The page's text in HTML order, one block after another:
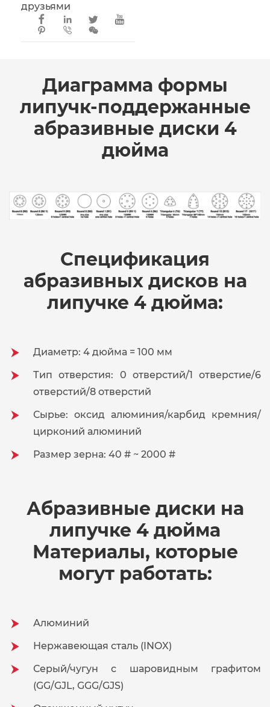
друзьями
  


 
Диаграмма формы
липучк-поддержанные
абразивные диски 4
дюйма
Спецификация
абразивных дисков на
липучке 4 дюйма:
Диаметр: 4 дюйма = 100 мм
Тип отверстия: 0 отверстий/1 отверстие/6
отверстий/8 отверстий
Сырье: оксид алюминия/карбид кремния/
цирконий алюминий
Размер зерна: 40 # ~ 2000 #
Абразивные диски на
липучке 4 дюйма
Материалы, которые
могут работать:
Алюминий
Нержавеющая сталь (INOX)
Серый/чугун с шаровидным графитом
(GG/GJL, GGG/GJS)